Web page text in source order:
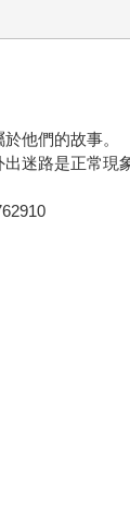
他們的故事。
迷路是正常現